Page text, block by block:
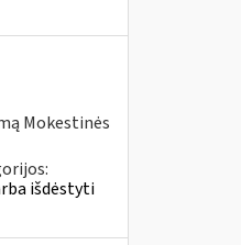
Mokestinės
išdėstyti